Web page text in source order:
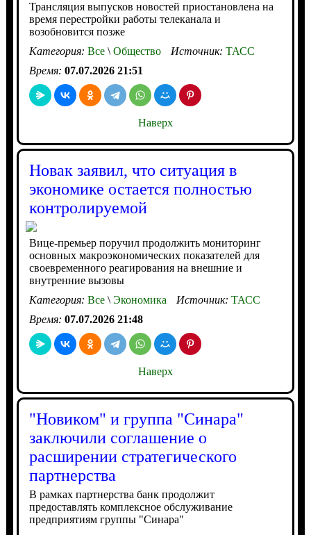
Трансляция выпусков новостей приостановлена на
время перестройки работы телеканала и
возобновится позже
Категория: Все\Общество Источник: ТАСС
Время: 07.07.2026 21:51
Наверх
Новак заявил, что ситуация в
экономике остается полностью
контролируемой
Вице-премьер поручил продолжить мониторинг
основных макроэкономических показателей для
своевременного реагирования на внешние и
внутренние вызовы
Категория: Все\Экономика Источник: ТАСС
Время: 07.07.2026 21:48
Наверх
"Новиком" и группа "Синара"
заключили соглашение о
расширении стратегического
партнерства
В рамках партнерства банк продолжит
предоставлять комплексное обслуживание
предприятиям группы "Синара"